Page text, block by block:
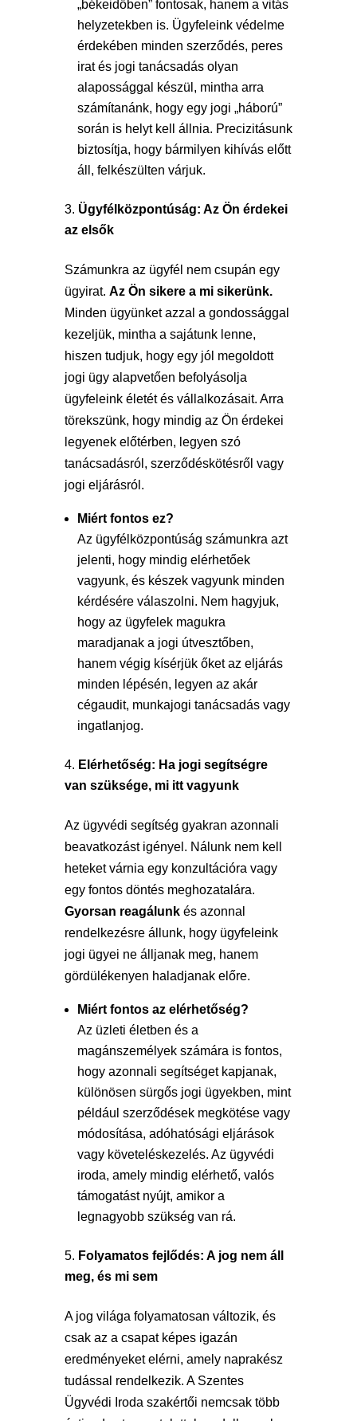
„békeidőben” fontosak, hanem a vitás
helyzetekben is. Ügyfeleink védelme
érdekében minden szerződés, peres
irat és jogi tanácsadás olyan
alapossággal készül, mintha arra
számítanánk, hogy egy jogi „háború”
során is helyt kell állnia. Precizitásunk
biztosítja, hogy bármilyen kihívás előtt
áll, felkészülten várjuk.
Ügyfélközpontúság: Az Ön érdekei
az elsők
Számunkra az ügyfél nem csupán egy
ügyirat. Az Ön sikere a mi sikerünk.
Minden ügyünket azzal a gondossággal
kezeljük, mintha a sajátunk lenne,
hiszen tudjuk, hogy egy jól megoldott
jogi ügy alapvetően befolyásolja
ügyfeleink életét és vállalkozásait. Arra
törekszünk, hogy mindig az Ön érdekei
legyenek előtérben, legyen szó
tanácsadásról, szerződéskötésről vagy
jogi eljárásról.
Miért fontos ez?
Az ügyfélközpontúság számunkra azt
jelenti, hogy mindig elérhetőek
vagyunk, és készek vagyunk minden
kérdésére válaszolni. Nem hagyjuk,
hogy az ügyfelek magukra
maradjanak a jogi útvesztőben,
hanem végig kísérjük őket az eljárás
minden lépésén, legyen az akár
cégaudit, munkajogi tanácsadás vagy
ingatlanjog.
Elérhetőség: Ha jogi segítségre
van szüksége, mi itt vagyunk
Az ügyvédi segítség gyakran azonnali
beavatkozást igényel. Nálunk nem kell
heteket várnia egy konzultációra vagy
egy fontos döntés meghozatalára.
Gyorsan reagálunkés azonnal
rendelkezésre állunk, hogy ügyfeleink
jogi ügyei ne álljanak meg, hanem
gördülékenyen haladjanak előre.
Miért fontos az elérhetőség?
Az üzleti életben és a
magánszemélyek számára is fontos,
hogy azonnali segítséget kapjanak,
különösen sürgős jogi ügyekben, mint
például szerződések megkötése vagy
módosítása, adóhatósági eljárások
vagy követeléskezelés. Az ügyvédi
iroda, amely mindig elérhető, valós
támogatást nyújt, amikor a
legnagyobb szükség van rá.
Folyamatos fejlődés: A jog nem áll
meg, és mi sem
A jog világa folyamatosan változik, és
csak az a csapat képes igazán
eredményeket elérni, amely naprakész
tudással rendelkezik. A Szentes
Ügyvédi Iroda szakértői nemcsak több